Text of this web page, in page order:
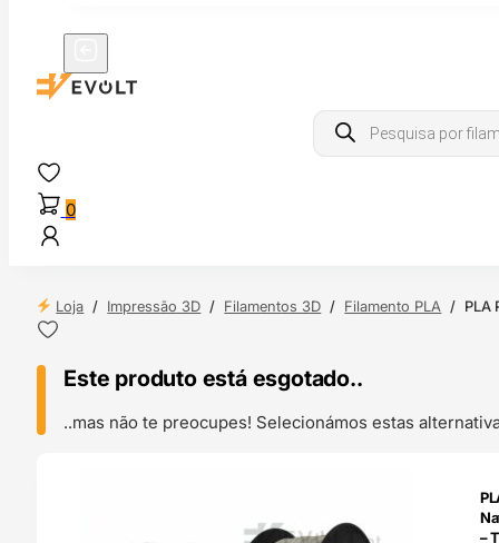
Products
search
0
Loja / Impressão 3D / Filamentos 3D / Filamento PLA / PLA
Este produto está esgotado..
..mas não te preocupes! Selecionámos estas
–